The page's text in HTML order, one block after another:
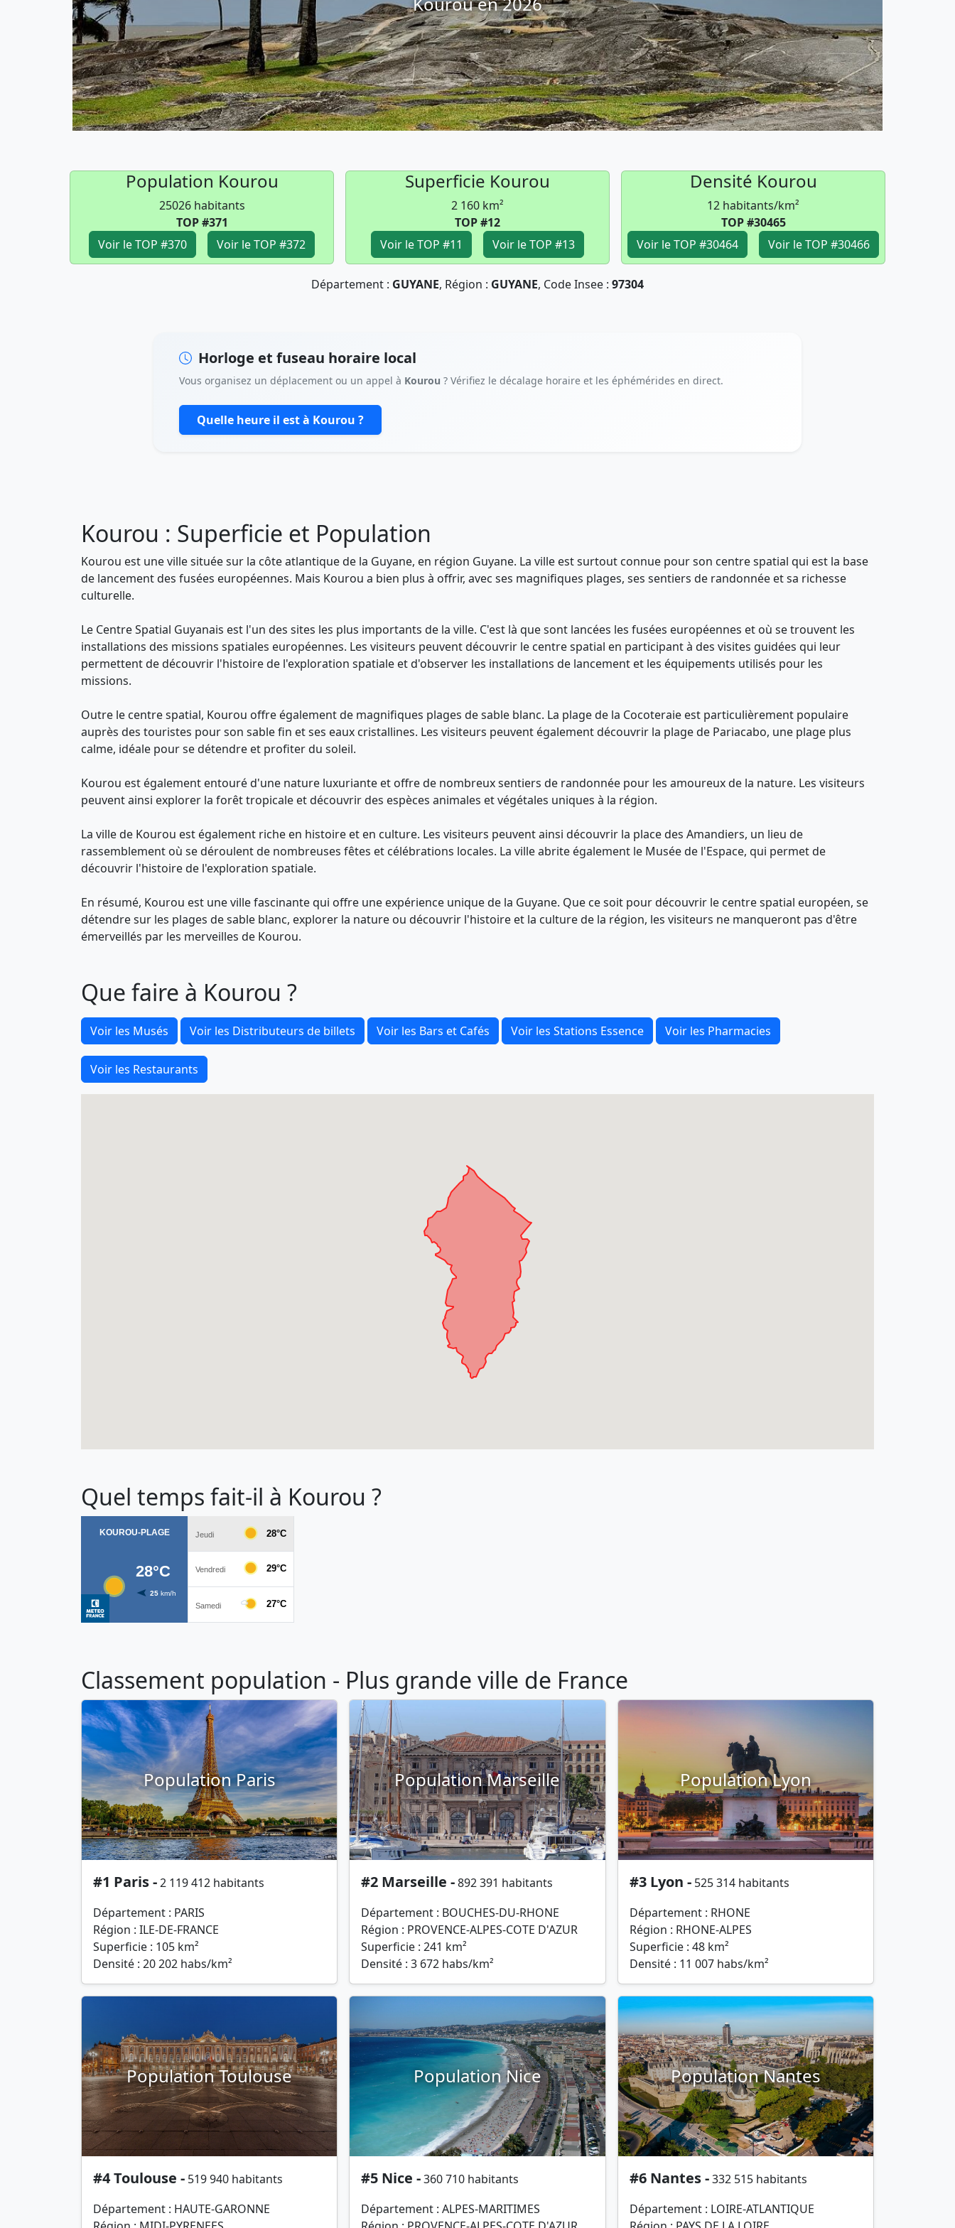
Population Kourou
25026 habitants
TOP #371
Voir le TOP #370
Voir le TOP #372
Superficie Kourou
2 160 km²
TOP #12
Voir le TOP #11
Voir le TOP #13
Densité Kourou
12 habitants/km²
TOP #30465
Voir le TOP #30464
Voir le TOP #30466
Département : GUYANE, Région : GUYANE, Code Insee : 97304
Horloge et fuseau horaire local
Vous organisez un déplacement ou un appel à Kourou ? Vérifiez le décalage horaire et les éphémérides en direct.
Quelle heure il est à Kourou ?
Kourou : Superficie et Population
Kourou est une ville située sur la côte atlantique de la Guyane, en région Guyane. La ville est surtout connue pour son centre spatial qui est la base
de lancement des fusées européennes. Mais Kourou a bien plus à offrir, avec ses magnifiques plages, ses sentiers de randonnée et sa richesse
culturelle.
Le Centre Spatial Guyanais est l'un des sites les plus importants de la ville. C'est là que sont lancées les fusées européennes et où se trouvent les
installations des missions spatiales européennes. Les visiteurs peuvent découvrir le centre spatial en participant à des visites guidées qui leur
permettent de découvrir l'histoire de l'exploration spatiale et d'observer les installations de lancement et les équipements utilisés pour les
missions.
Outre le centre spatial, Kourou offre également de magnifiques plages de sable blanc. La plage de la Cocoteraie est particulièrement populaire
auprès des touristes pour son sable fin et ses eaux cristallines. Les visiteurs peuvent également découvrir la plage de Pariacabo, une plage plus
calme, idéale pour se détendre et profiter du soleil.
Kourou est également entouré d'une nature luxuriante et offre de nombreux sentiers de randonnée pour les amoureux de la nature. Les visiteurs
peuvent ainsi explorer la forêt tropicale et découvrir des espèces animales et végétales uniques à la région.
La ville de Kourou est également riche en histoire et en culture. Les visiteurs peuvent ainsi découvrir la place des Amandiers, un lieu de
rassemblement où se déroulent de nombreuses fêtes et célébrations locales. La ville abrite également le Musée de l'Espace, qui permet de
découvrir l'histoire de l'exploration spatiale.
En résumé, Kourou est une ville fascinante qui offre une expérience unique de la Guyane. Que ce soit pour découvrir le centre spatial européen, se
détendre sur les plages de sable blanc, explorer la nature ou découvrir l'histoire et la culture de la région, les visiteurs ne manqueront pas d'être
émerveillés par les merveilles de Kourou.
Que faire à Kourou ?
Voir les Musés Voir les Distributeurs de billets Voir les Bars et Cafés Voir les Stations Essence Voir les Pharmacies
Voir les Restaurants
Quel temps fait-il à Kourou ?
Classement population - Plus grande ville de France
Population Paris
#1 Paris -2 119 412 habitants
Département : PARIS
Région : ILE-DE-FRANCE
Superficie : 105 km²
Densité : 20 202 habs/km²
Population Marseille
#2 Marseille -892 391 habitants
Département : BOUCHES-DU-RHONE
Région : PROVENCE-ALPES-COTE D'AZUR
Superficie : 241 km²
Densité : 3 672 habs/km²
Population Lyon
#3 Lyon - 525 314 habitants
Département : RHONE
Région : RHONE-ALPES
Superficie : 48 km²
Densité : 11 007 habs/km²
Population Toulouse
#4 Toulouse - 519 940 habitants
Département : HAUTE-GARONNE
Population Nice
#5 Nice -360 710 habitants
Département : ALPES-MARITIMES
Population Nantes
#6 Nantes -332 515 habitants
Département : LOIRE-ATLANTIQUE